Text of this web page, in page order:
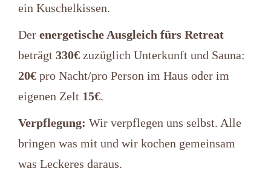
ein Kuschelkissen.
Der energetische Ausgleich fürs Retreat
beträgt 330€ zuzüglich Unterkunft und Sauna:
20€ pro Nacht/pro Person im Haus oder im
eigenen Zelt 15€.
Verpflegung: Wir verpflegen uns selbst. Alle
bringen was mit und wir kochen gemeinsam
was Leckeres daraus.